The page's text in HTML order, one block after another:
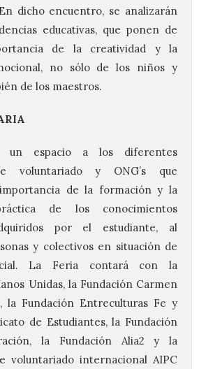
dicho encuentro, se analizarán
educativas, que ponen de
de la creatividad y la
no sólo de los niños y
de los maestros.
un espacio a los diferentes
voluntariado y ONG’s que
de la formación y la
de los conocimientos
por el estudiante, al
y colectivos en situación de
La Feria contará con la
Unidas, la Fundación Carmen
la Fundación Entreculturas Fe y
de Estudiantes, la Fundación
la Fundación Alia2 y la
voluntariado internacional AIPC